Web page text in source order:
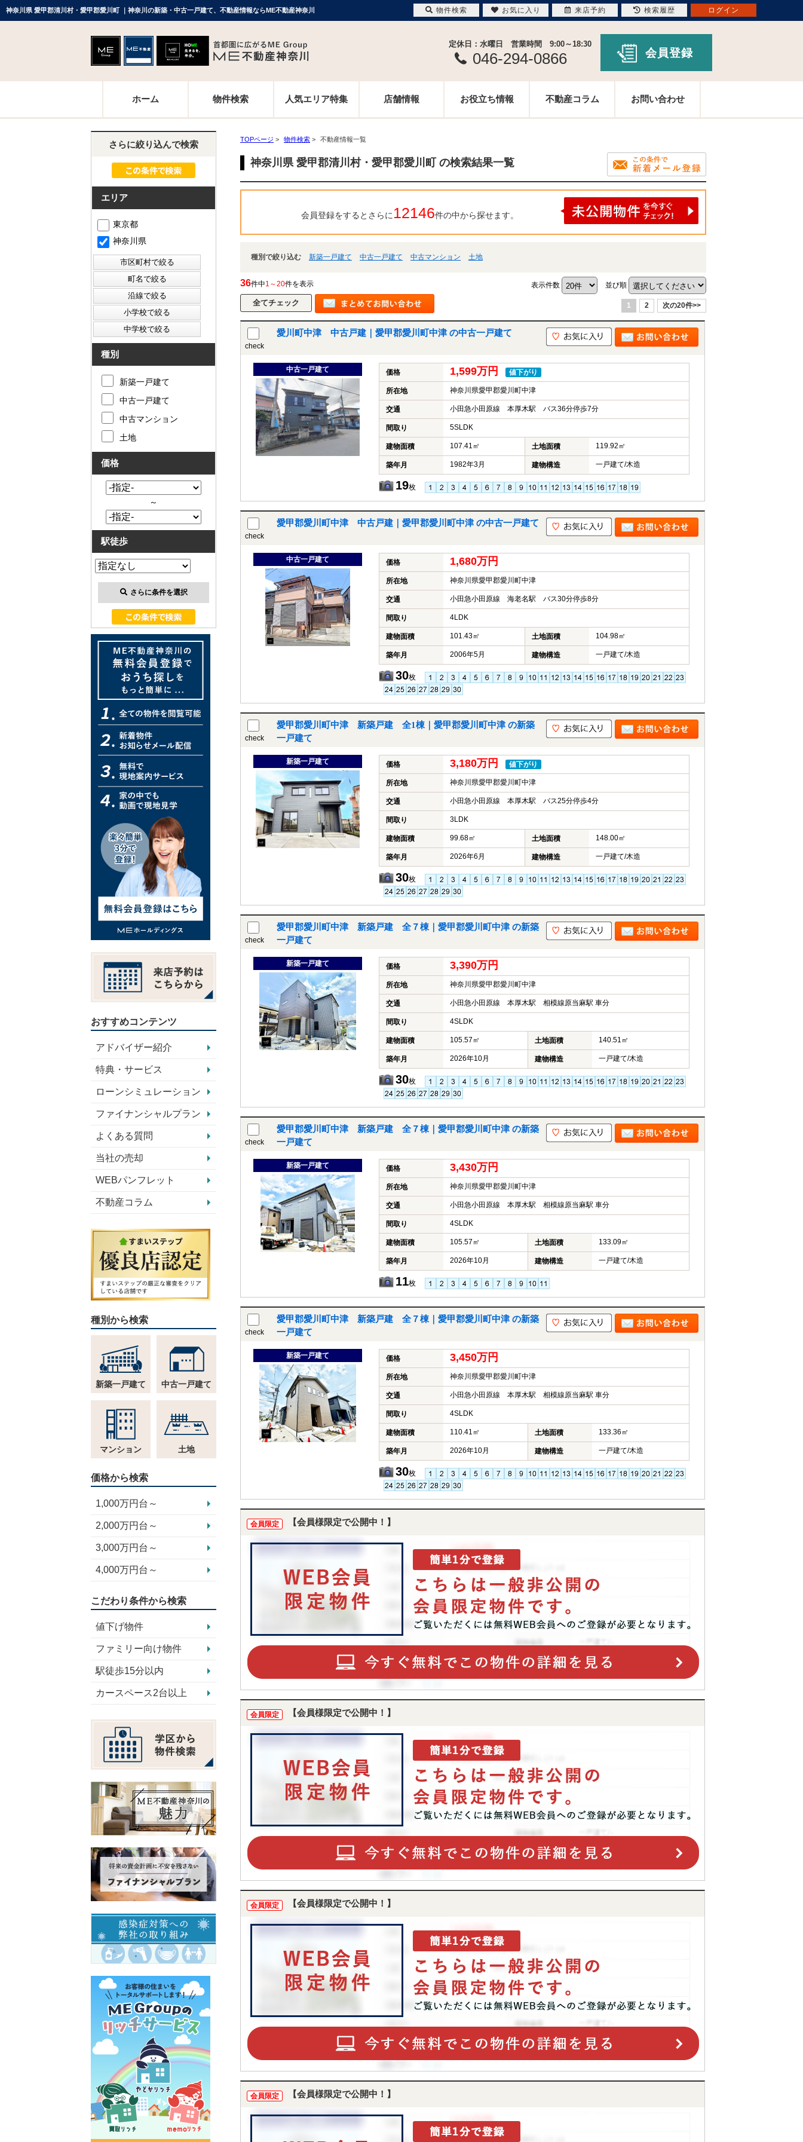
神奈川県 愛甲郡清川村・愛甲郡愛川町 ｜神奈川の新築・中古一戸建て、不動産情報ならME不動産神奈川
定休日：水曜日 営業時間 9:00～18:30
046-294-0866 会員登録
ホーム 物件検索 人気エリア特集 店舗情報 お役立ち情報 不動産コラム お問い合わせ
TOPページ > 物件検索 > 不動産情報一覧
神奈川県 愛甲郡清川村・愛甲郡愛川町 の検索結果一覧
会員登録をするとさらに 12146件の中から探せます。
種別で絞り込む 新築一戸建て 中古一戸建て 中古マンション 土地
36件中1～20件を表示 表示件数 並び順
1 2 次の20件>>
check
愛川町中津 中古戸建｜愛甲郡愛川町中津 の中古一戸建て
中古一戸建て 価格 1,599万円 値下がり
所在地 神奈川県愛甲郡愛川町中津
交通 小田急小田原線 本厚木駅 バス36分停歩7分
間取り 5SLDK
建物面積 107.41㎡ 土地面積 119.92㎡
築年月 1982年3月 建物構造 一戸建て/木造
19枚
check
愛甲郡愛川町中津 中古戸建｜愛甲郡愛川町中津 の中古一戸建て
中古一戸建て 価格 1,680万円
所在地 神奈川県愛甲郡愛川町中津
交通 小田急小田原線 海老名駅 バス30分停歩8分
間取り 4LDK
建物面積 101.43㎡ 土地面積 104.98㎡
築年月 2006年5月 建物構造 一戸建て/木造
30枚
check
愛甲郡愛川町中津 新築戸建 全1棟｜愛甲郡愛川町中津 の新築
一戸建て
新築一戸建て 価格 3,180万円 値下がり
所在地 神奈川県愛甲郡愛川町中津
交通 小田急小田原線 本厚木駅 バス25分停歩4分
間取り 3LDK
建物面積 99.68㎡ 土地面積 148.00㎡
築年月 2026年6月 建物構造 一戸建て/木造
30枚
check
愛甲郡愛川町中津 新築戸建 全７棟｜愛甲郡愛川町中津 の新築
一戸建て
新築一戸建て 価格 3,390万円
所在地 神奈川県愛甲郡愛川町中津
交通 小田急小田原線 本厚木駅 相模線原当麻駅 車分
間取り 4SLDK
建物面積 105.57㎡ 土地面積 140.51㎡
築年月 2026年10月 建物構造 一戸建て/木造
30枚
check
愛甲郡愛川町中津 新築戸建 全７棟｜愛甲郡愛川町中津 の新築
一戸建て
新築一戸建て 価格 3,430万円
所在地 神奈川県愛甲郡愛川町中津
交通 小田急小田原線 本厚木駅 相模線原当麻駅 車分
間取り 4SLDK
建物面積 105.57㎡ 土地面積 133.09㎡
築年月 2026年10月 建物構造 一戸建て/木造
11枚
check
愛甲郡愛川町中津 新築戸建 全７棟｜愛甲郡愛川町中津 の新築
一戸建て
新築一戸建て 価格 3,450万円
所在地 神奈川県愛甲郡愛川町中津
交通 小田急小田原線 本厚木駅 相模線原当麻駅 車分
間取り 4SLDK
建物面積 110.41㎡ 土地面積 133.36㎡
築年月 2026年10月 建物構造 一戸建て/木造
30枚
会員限定 【会員様限定で公開中！】
会員限定 【会員様限定で公開中！】
会員限定 【会員様限定で公開中！】
会員限定 【会員様限定で公開中！】
さらに絞り込んで検索
エリア
東京都
神奈川県
種別
新築一戸建て
中古一戸建て
中古マンション
土地
価格
～
駅徒歩
さらに条件を選択
おすすめコンテンツ
アドバイザー紹介
特典・サービス
ローンシミュレーション
ファイナンシャルプラン
よくある質問
当社の売却
WEBパンフレット
不動産コラム
種別から検索
新築一戸建て 中古一戸建て
マンション 土地
価格から検索
1,000万円台～
2,000万円台～
3,000万円台～
4,000万円台～
こだわり条件から検索
値下げ物件
ファミリー向け物件
駅徒歩15分以内
カースペース2台以上
物件検索 お気に入り 来店予約 検索履歴 ログイン